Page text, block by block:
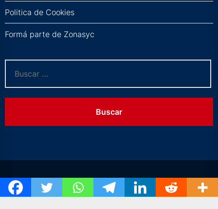
Politica de Cookies
Formá parte de Zonasyc